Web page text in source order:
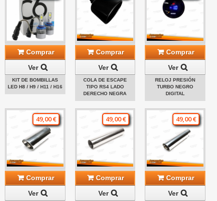
Comprar
Ver
KIT DE BOMBILLAS
LED H8 / H9 / H11 / H16
Comprar
Ver
COLA DE ESCAPE
TIPO RS4 LADO
DERECHO NEGRA
Comprar
Ver
RELOJ PRESIÓN
TURBO NEGRO
DIGITAL
49,00 €
Comprar
Ver
49,00 €
Comprar
Ver
49,00 €
Comprar
Ver